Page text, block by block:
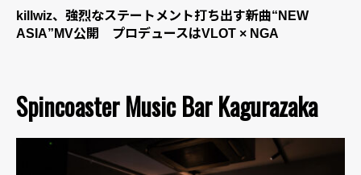
killwiz、強烈なステートメント打ち出す新曲“NEW
ASIA”MV公開 プロデュースはVLOT × NGA
Spincoaster Music Bar Kagurazaka